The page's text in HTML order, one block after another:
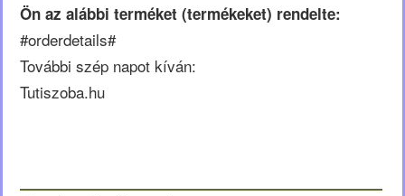
Ön az alábbi terméket (termékeket) rendelte:
#orderdetails#
További szép napot kíván:
Tutiszoba.hu